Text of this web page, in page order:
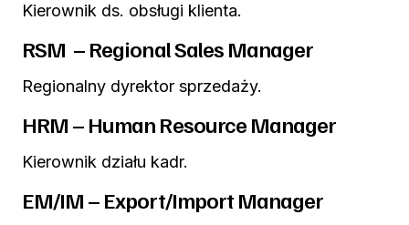
Kierownik ds. obsługi klienta.
RSM – Regional Sales Manager
Regionalny dyrektor sprzedaży.
HRM – Human Resource Manager
Kierownik działu kadr.
EM/IM – Export/Import Manager